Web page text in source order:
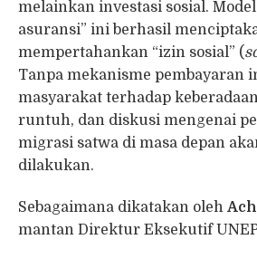
melainkan investasi sosial.
asuransi” ini berhasil
mempertahankan “izin sosial” (
Tanpa mekanisme pembayaran
masyarakat terhadap
runtuh, dan diskusi mengenai
migrasi satwa di masa depan
dilakukan.
Sebagaimana dikatakan oleh
mantan Direktur Eksekutif